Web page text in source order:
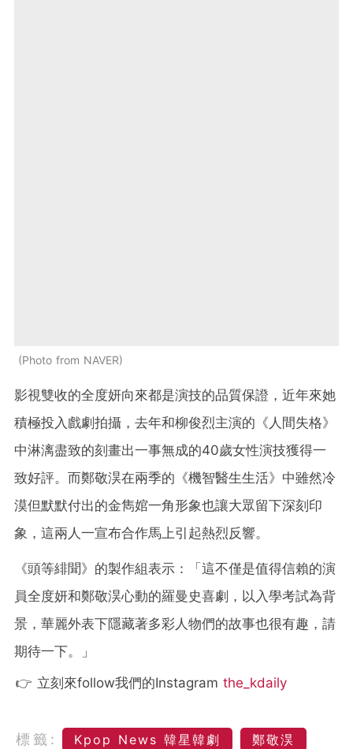
Photo from NAVER
影視雙收的全度妍向來都是演技的品質保證，近年來她
積極投入戲劇拍攝，去年和柳俊烈主演的《人間失格》
中淋漓盡致的刻畫出一事無成的40歲女性演技獲得一
致好評。而鄭敬淏在兩季的《機智醫生生活》中雖然冷
漠但默默付出的金雋婠一角形象也讓大眾留下深刻印
象，這兩人一宣布合作馬上引起熱烈反響。
《頭等緋聞》的製作組表示：「這不僅是值得信賴的演
員全度妍和鄭敬淏心動的羅曼史喜劇，以入學考試為背
景，華麗外表下隱藏著多彩人物們的故事也很有趣，請
期待一下。」
👉 立刻來follow我們的Instagram the_kdaily
標籤: Kpop News 韓星韓劇
鄭敬淏